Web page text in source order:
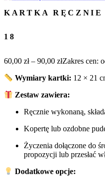
KARTKA RĘCZNIE
18
60,00 zł – 90,00 złZakres cen:
Wymiary kartki: 12 × 21
Zestaw zawiera:
Ręcznie wykonaną,
Kopertę lub ozdobne
Życzenia dołączone do
propozycji lub przesłać
Dodatkowe opcje: